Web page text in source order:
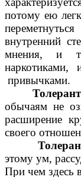
потому ею
внутренний
мнения, и
наркотиками,
привычками.
обычаям не
расширение
своего
этому ум,
При чем здесь